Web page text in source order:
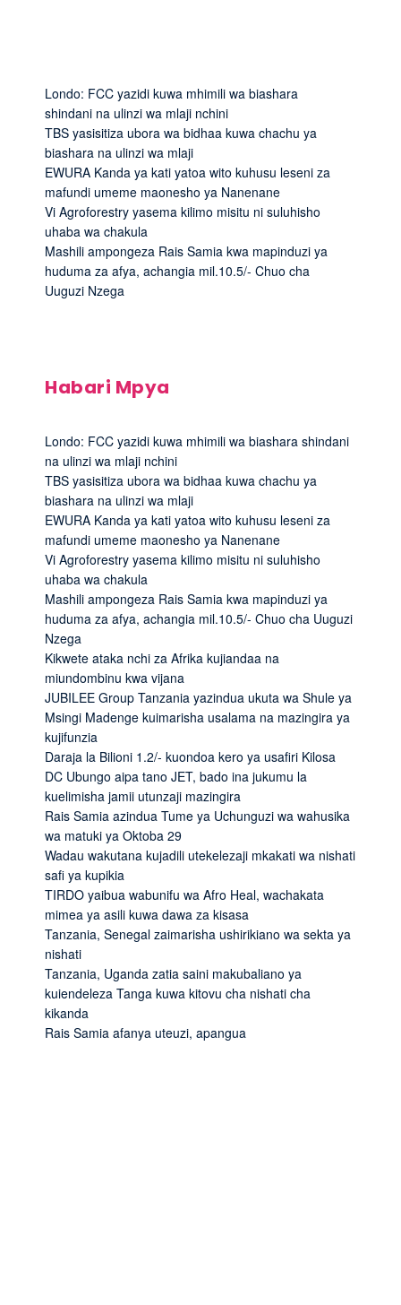
Londo: FCC yazidi kuwa mhimili wa biashara
shindani na ulinzi wa mlaji nchini
TBS yasisitiza ubora wa bidhaa kuwa chachu ya
biashara na ulinzi wa mlaji
EWURA Kanda ya kati yatoa wito kuhusu leseni za
mafundi umeme maonesho ya Nanenane
Vi Agroforestry yasema kilimo misitu ni suluhisho
uhaba wa chakula
Mashili ampongeza Rais Samia kwa mapinduzi ya
huduma za afya, achangia mil.10.5/- Chuo cha
Uuguzi Nzega
Habari Mpya
Londo: FCC yazidi kuwa mhimili wa biashara shindani
na ulinzi wa mlaji nchini
TBS yasisitiza ubora wa bidhaa kuwa chachu ya
biashara na ulinzi wa mlaji
EWURA Kanda ya kati yatoa wito kuhusu leseni za
mafundi umeme maonesho ya Nanenane
Vi Agroforestry yasema kilimo misitu ni suluhisho
uhaba wa chakula
Mashili ampongeza Rais Samia kwa mapinduzi ya
huduma za afya, achangia mil.10.5/- Chuo cha Uuguzi
Nzega
Kikwete ataka nchi za Afrika kujiandaa na
miundombinu kwa vijana
JUBILEE Group Tanzania yazindua ukuta wa Shule ya
Msingi Madenge kuimarisha usalama na mazingira ya
kujifunzia
Daraja la Bilioni 1.2/- kuondoa kero ya usafiri Kilosa
DC Ubungo aipa tano JET, bado ina jukumu la
kuelimisha jamii utunzaji mazingira
Rais Samia azindua Tume ya Uchunguzi wa wahusika
wa matuki ya Oktoba 29
Wadau wakutana kujadili utekelezaji mkakati wa nishati
safi ya kupikia
TIRDO yaibua wabunifu wa Afro Heal, wachakata
mimea ya asili kuwa dawa za kisasa
Tanzania, Senegal zaimarisha ushirikiano wa sekta ya
nishati
Tanzania, Uganda zatia saini makubaliano ya
kuiendeleza Tanga kuwa kitovu cha nishati cha
kikanda
Rais Samia afanya uteuzi, apangua